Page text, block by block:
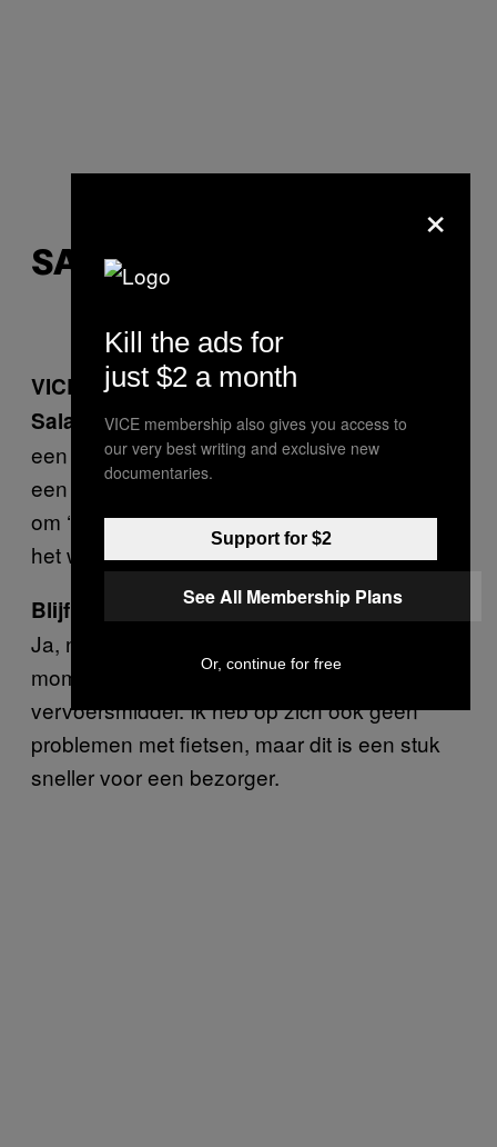
SALAHEDDINE (16)
VICE: Wat vind je van de nieuwe regel?
Salaheddine: Op zich vind ik het niet erg om
een helm te dragen, maar ik bezorg eten voor
een Chinees restaurant, dus het is wel irritant
om ‘m de hele tijd op en af te zetten tijdens
het werk.
Blijf je je scooter gebruiken?
Ja, natuurlijk. Ik ben zestien, dus op dit
moment is de scooter het enige
vervoersmiddel. Ik heb op zich ook geen
problemen met fietsen, maar dit is een stuk
sneller voor een bezorger.
×
Kill the ads for
just $2 a month
VICE membership also gives you access to
our very best writing and exclusive new
documentaries.
Support for $2
See All Membership Plans
Or, continue for free